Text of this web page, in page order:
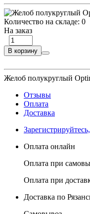
Количество на складе: 0
На заказ
В корзину
Желоб полукруглый
Отзывы
Оплата
Доставка
Оплата онлайн
Оплата при
Оплата при
Доставка по